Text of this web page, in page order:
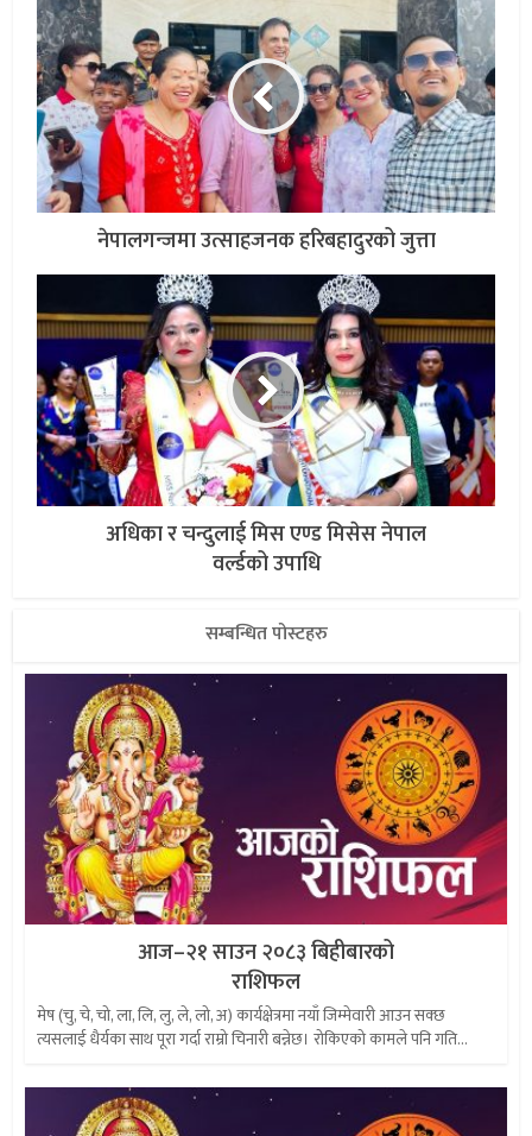
नेपालगन्जमा उत्साहजनक हरिबहादुरको जुत्ता
अधिका र चन्दुलाई मिस एण्ड मिसेस नेपाल
वर्ल्डको उपाधि
सम्बन्धित पोस्टहरु
आज–२१ साउन २०८३ बिहीबारको
राशिफल
मेष (चु, चे, चो, ला, लि, लु, ले, लो, अ) कार्यक्षेत्रमा नयाँ जिम्मेवारी आउन सक्छ
त्यसलाई धैर्यका साथ पूरा गर्दा राम्रो चिनारी बन्नेछ। रोकिएको कामले पनि गति...